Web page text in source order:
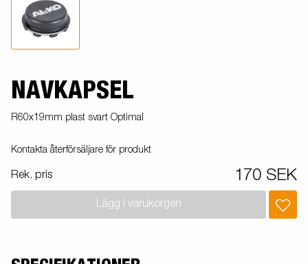
NAVKAPSEL
R60x19mm plast svart Optimal
Kontakta återförsäljare för produkt
Rek. pris 170 SEK
Lägg i varukorgen